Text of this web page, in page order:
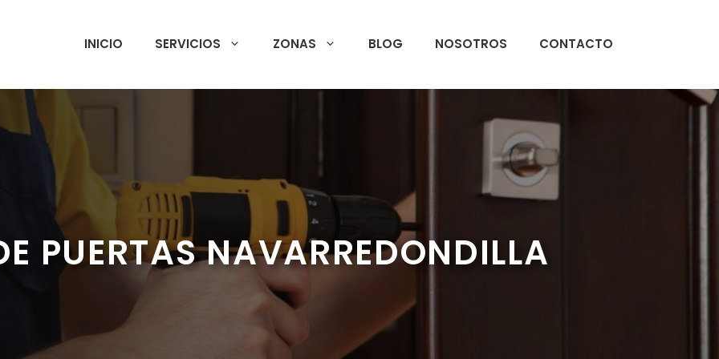
INICIO SERVICIOS ZONAS BLOG NOSOTROS CONTACTO
PUERTAS NAVARREDONDILLA